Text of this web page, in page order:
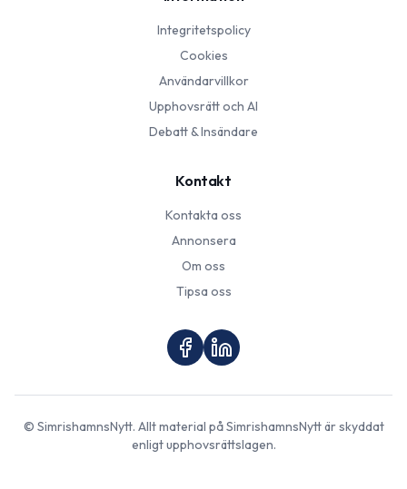
Integritetspolicy
Cookies
Användarvillkor
Upphovsrätt och AI
Debatt & Insändare
Kontakt
Kontakta oss
Annonsera
Om oss
Tipsa oss
© SimrishamnsNytt. Allt material påSimrishamnsNyttär skyddat
enligt upphovsrättslagen.